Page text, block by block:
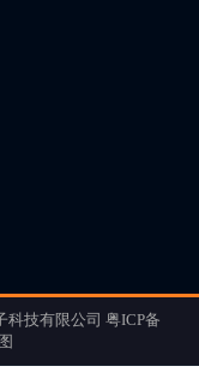
科技有限公司 粤ICP备